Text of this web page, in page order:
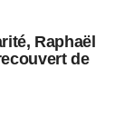
Raphaël
de